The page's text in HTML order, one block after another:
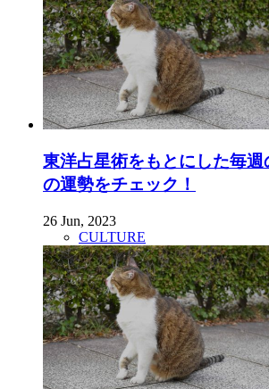
東洋占星術をもとにした毎週
の運勢をチェック！
26 Jun, 2023
CULTURE